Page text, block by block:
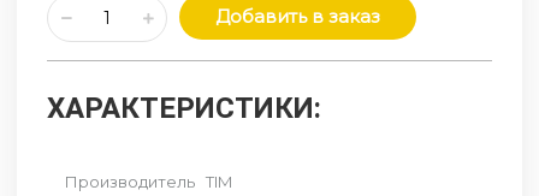
Добавить в заказ
ХАРАКТЕРИСТИКИ:
Производитель TIM